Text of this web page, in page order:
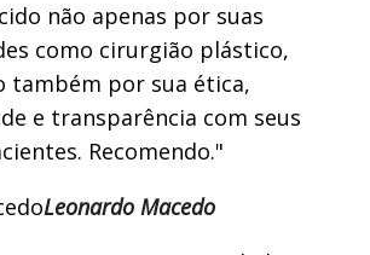
não apenas por suas
como cirurgião plástico,
também por sua ética,
e transparência com seus
Recomendo.
Leonardo Macedo